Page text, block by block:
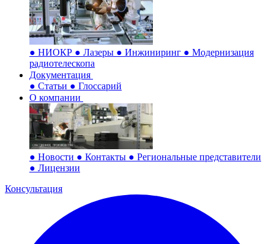
● НИОКР ● Лазеры ● Инжиниринг ● Модернизация
радиотелескопа
Документация
● Статьи ● Глоссарий
О компании
● Новости ● Контакты ● Региональные представители
● Лицензии
Консультация